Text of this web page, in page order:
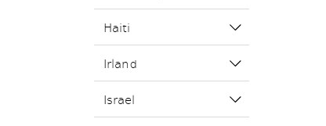
Haiti
Irland
Israel